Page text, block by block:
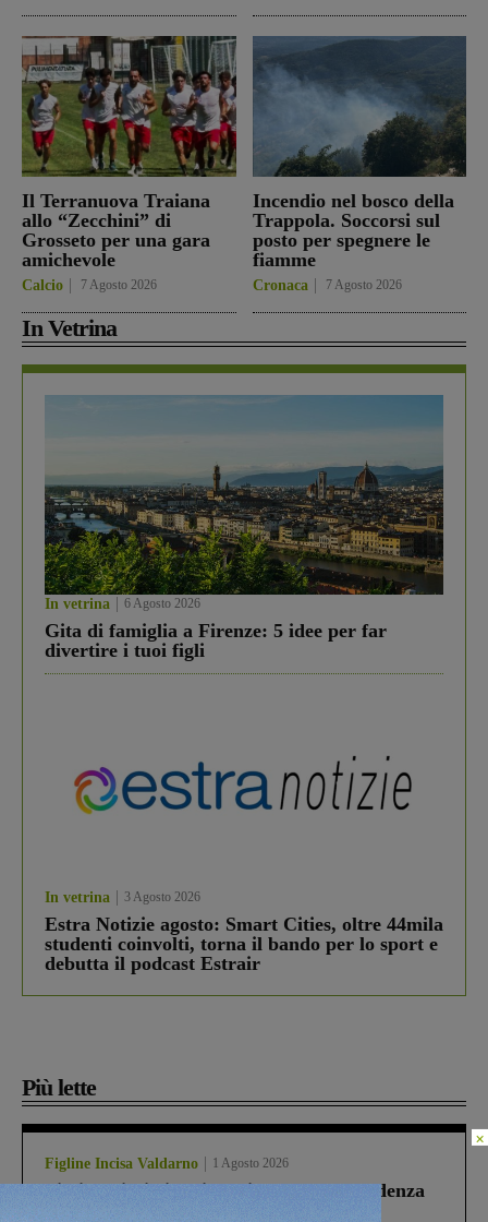
Il Terranuova Traiana
allo “Zecchini” di
Grosseto per una gara
amichevole
Calcio 7 Agosto 2026
Incendio nel bosco della
Trappola. Soccorsi sul
posto per spegnere le
fiamme
Cronaca 7 Agosto 2026
In Vetrina
In vetrina 6 Agosto 2026
Gita di famiglia a Firenze: 5 idee per far
divertire i tuoi figli
In vetrina 3 Agosto 2026
Estra Notizie agosto: Smart Cities, oltre 44mila
studenti coinvolti, torna il bando per lo sport e
debutta il podcast Estrair
Più lette
Figline Incisa Valdarno 1 Agosto 2026
Piscina di Figline finanziata oltre la scadenza
Pnrr, il gruppo di Fratelli d’Italia: “Un
×